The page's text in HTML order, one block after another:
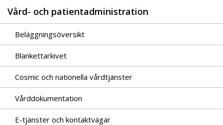
Vård- och patientadministration
Beläggningsöversikt
Blankettarkivet
Cosmic och nationella vårdtjänster
Vårddokumentation
E-tjänster och kontaktvägar